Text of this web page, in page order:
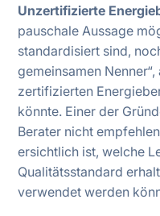
Unzertifizierte
pauschale Aussage
standardisiert sind,
gemeinsamen
zertifizierten
könnte. Einer der
Berater nicht
ersichtlich ist, welche
Qualitätsstandard
verwendet werden